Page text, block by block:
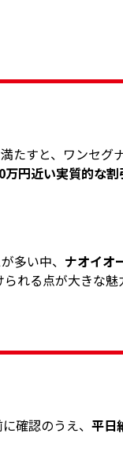
たすと、ワンセグ
万円近い実質的な割
多い中、 ナオイオ
れる点が大きな魅
確認のうえ、 平日